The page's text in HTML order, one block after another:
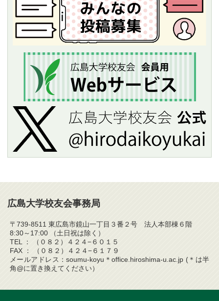
広島大学校友会事務局
〒739-8511 東広島市鏡山一丁目３番２号 法人本部棟６階
8:30～17:00 （土日祝は除く）
TEL ： （０８２）４２４−６０１５
FAX ： （０８２）４２４−６１７９
メールアドレス：soumu-koyu＊office.hiroshima-u.ac.jp (＊は半
角@に置き換えてください）